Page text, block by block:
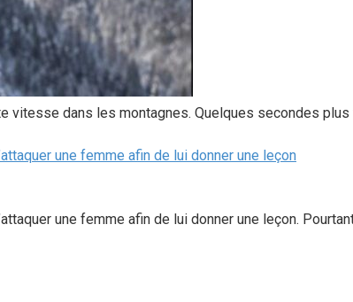
vitesse dans les montagnes. Quelques secondes
une femme afin de lui donner une leçon
une femme afin de lui donner une leçon.